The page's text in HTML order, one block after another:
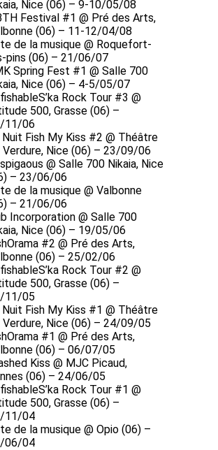
Nice (06) – 9-10/05/08
Festival #1 @ Pré des Arts,
(06) – 11-12/04/08
de la musique @ Roquefort-
pins (06) – 21/06/07
Spring Fest #1 @ Salle 700
Nice (06) – 4-5/05/07
Rock Tour #3 @
500, Grasse (06) –
11/06
Nuit Fish My Kiss #2 @ Théâtre
Verdure, Nice (06) – 23/09/06
@ Salle 700 Nikaia, Nice
– 23/06/06
de la musique @ Valbonne
– 21/06/06
Incorporation @ Salle 700
Nice (06) – 19/05/06
#2 @ Pré des Arts,
(06) – 25/02/06
Rock Tour #2 @
500, Grasse (06) –
11/05
Nuit Fish My Kiss #1 @ Théâtre
Verdure, Nice (06) – 24/09/05
#1 @ Pré des Arts,
(06) – 06/07/05
Kiss @ MJC Picaud,
(06) – 24/06/05
Rock Tour #1 @
500, Grasse (06) –
11/04
de la musique @ Opio (06) –
06/04